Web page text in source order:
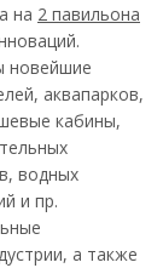
на 2 павильона
новейшие
аквапарков,
кабины,
водных
и пр.
а также